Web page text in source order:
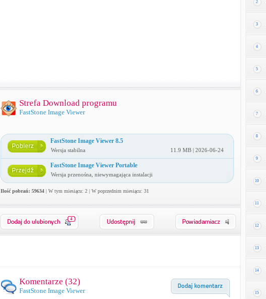
Strefa Download programu
FastStone Image Viewer
FastStone Image Viewer 8.5
Wersja stabilna 11.9 MB | 2026-06-24
FastStone Image Viewer Portable
Wersja przenośna, niewymagająca instalacji
Ilość pobrań: 59634| W tym miesiącu: 2 | W poprzednim miesiącu: 31
4
Komentarze (32)
FastStone Image Viewer
2
3
4
5
6
7
8
9
10
11
12
13
14
15